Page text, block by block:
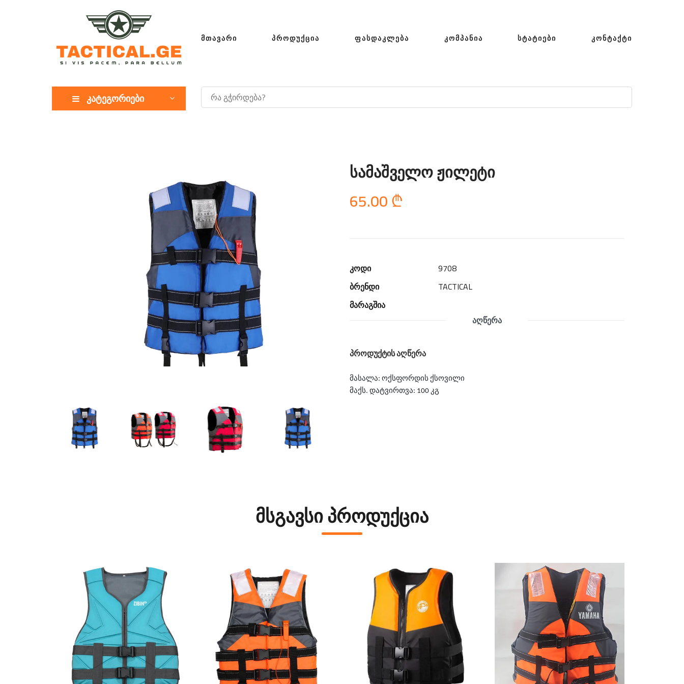
ᲛᲗᲐᲕᲐᲠᲘ ᲞᲠᲝᲓᲣᲥᲪᲘᲐ ᲤᲐᲡᲓᲐᲙᲚᲔᲑᲐ ᲙᲝᲛᲞᲐᲜᲘᲐ ᲡᲢᲐᲢᲘᲔᲑᲘ ᲙᲝᲜᲢᲐᲥᲢᲘ
კატეგორიები
სამაშველო ჟილეტი
65.00 ₾
კოდი
9708
ბრენდი
TACTICAL
მარაგშია
აღწერა
პროდუქტის აღწერა
მასალა: ოქსფორდის ქსოვილი
მაქს. დატვირთვა: 100 კგ
მსგავსი პროდუქცია